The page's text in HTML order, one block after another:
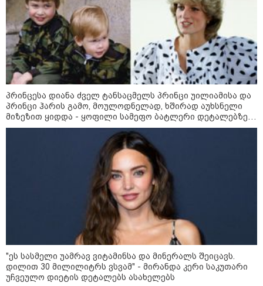
"ბავშვობიდან ასე ვარ..
ფანატიკურად ვარ შეყვარებული
საქართველოზე" - გაიცანით
მარტინ გუიმჯიანი, ქართულ
ენასა და საქართველოზე
შეყვარებული სომეხი ბიჭი
23:15 / 07-08-2026
ამოუცნობი ანომალიური
მოვლენები - ტრამპის
ადმინისტრაციამ “UFO”- ს
ფაილების მორიგი პაკეტი
გამოაქვეყნა
22:30 / 07-08-2026
ინტერნეტში ამაღელვებელი
კადრები ვრცელდება - როგორ
გადაარჩინა 56 წლის კაცმა
ბავშვები აბობოქრებულ ზღვაში
დახრჩობას
კატეგორიის ყველა სიახლე
პრინცესა დიანა ძველ ტანსაცმელს პრინცი უილიამისა და
პრინცი ჰარის გამო, მოულოდნელად, ხშირად აუხსნელი
მიზეზით ყიდდა - ყოფილი სამეფო ბატლერი დეტალებზე
საკუთარ წიგნში საუბრობს
"ეს სასმელი უამრავ ვიტამინსა და მინერალს შეიცავს.
დილით 30 მილილიტრს ვსვამ" - მირანდა კერი საკუთარი
უჩვეულო დიეტის დეტალებს ასახელებს